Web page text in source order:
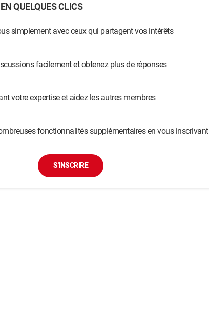
QUELQUES CLICS
simplement avec ceux qui partagent vos intérêts
facilement et obtenez plus de réponses
votre expertise et aidez les autres membres
fonctionnalités supplémentaires en vous inscrivant
S'INSCRIRE